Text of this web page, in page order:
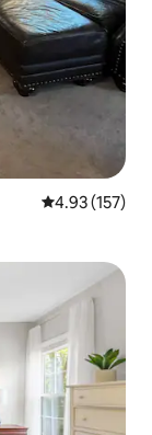
Calificación
4.93 (157)